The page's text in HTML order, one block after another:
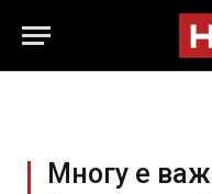
Многу е